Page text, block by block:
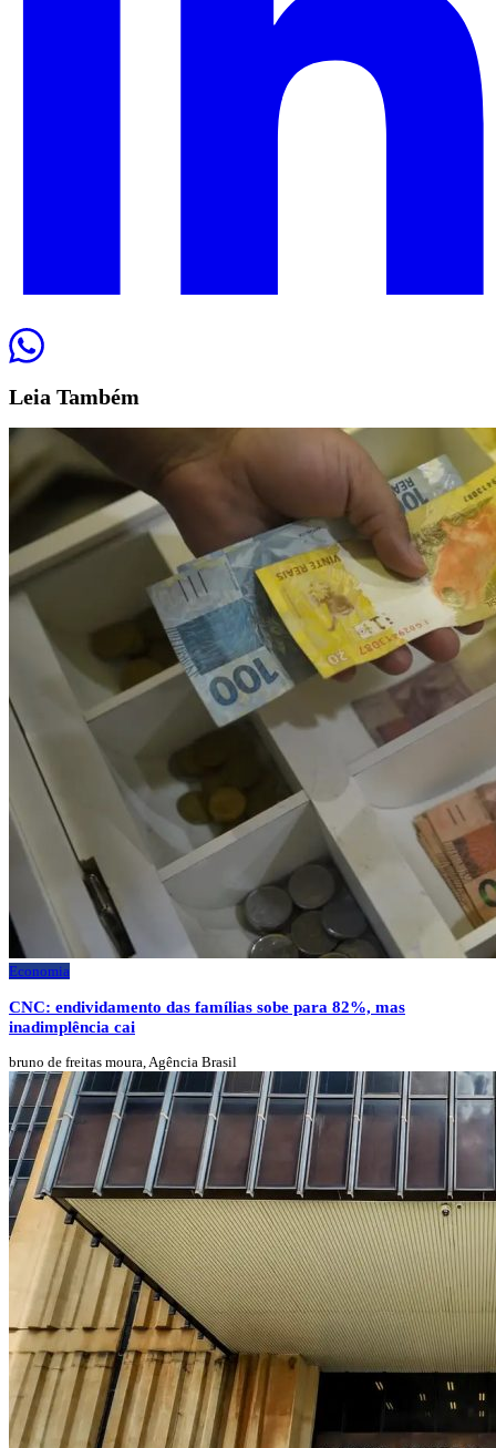
Leia Também
Economia
CNC: endividamento das famílias sobe para 82%, mas
inadimplência cai
bruno de freitas moura, Agência Brasil